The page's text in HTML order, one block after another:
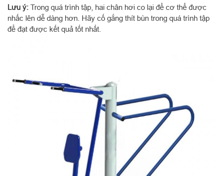
Lưu ý: Trong quá trình tập, hai chân hơi co lại để cơ thể được
nhấc lên dễ dàng hơn. Hãy cố gắng thít bùn trong quá trình tập
để đạt được kết quả tốt nhất.